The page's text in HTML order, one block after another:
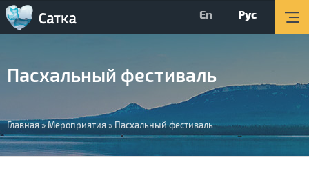
Об округе
Организации
Туризм
О Центре
En Рус
Пасхальный фестиваль
Вы
здесь
Главная»Мероприятия»Пасхальный фестиваль